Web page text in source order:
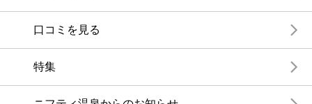
口コミを見る
特集